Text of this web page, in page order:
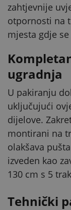
zahtjevnije
otpornosti na
mjesta gdje
ugradnja
U pakiranju
uključujući
dijelove.
montirani na
olakšava
izveden kao
130 cm s 5
Tehnički